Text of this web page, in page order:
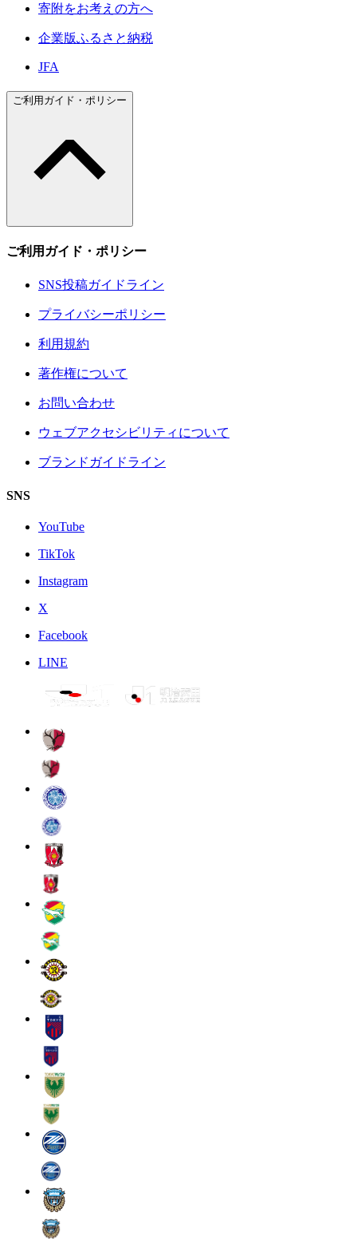
寄附をお考えの方へ
企業版ふるさと納税
JFA
ご利用ガイド・ポリシー
ご利用ガイド・ポリシー
SNS投稿ガイドライン
プライバシーポリシー
利用規約
著作権について
お問い合わせ
ウェブアクセシビリティについて
ブランドガイドライン
SNS
YouTube
TikTok
Instagram
X
Facebook
LINE